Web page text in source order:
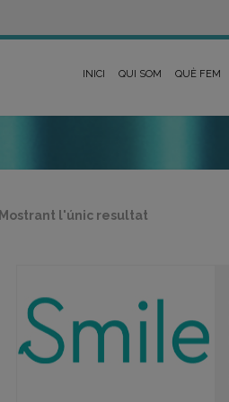
INICI QUI SOM QUÈ FEM
Mostrant l'únic resultat